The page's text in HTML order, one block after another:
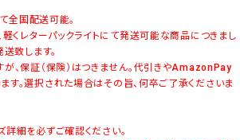
全国配送可能。
軽くレターパックライトにて発送可能な商品につきまし
送致します。
、保証（保険）はつきません。代引きやAmazonPay
す。選択された場合はその旨、何卒ご了承くださいま
細を必ずご確認ください。